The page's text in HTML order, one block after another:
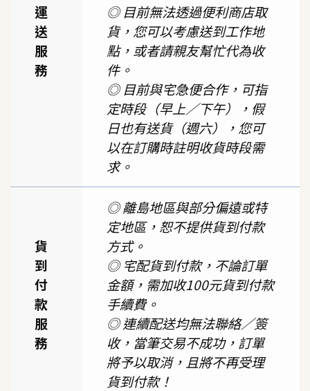
運
送
服
務
◎ 目前無法透過便利商店取
貨，您可以考慮送到工作地
點，或者請親友幫忙代為收
件。
◎ 目前與宅急便合作，可指
定時段（早上／下午），假
日也有送貨（週六），您可
以在訂購時註明收貨時段需
求。
貨
到
付
款
服
務
◎ 離島地區與部分偏遠或特
定地區，恕不提供貨到付款
方式。
◎ 宅配貨到付款，不論訂單
金額，需加收100元貨到付款
手續費。
◎ 連續配送均無法聯絡／簽
收，當筆交易不成功，訂單
將予以取消，且將不再受理
貨到付款！